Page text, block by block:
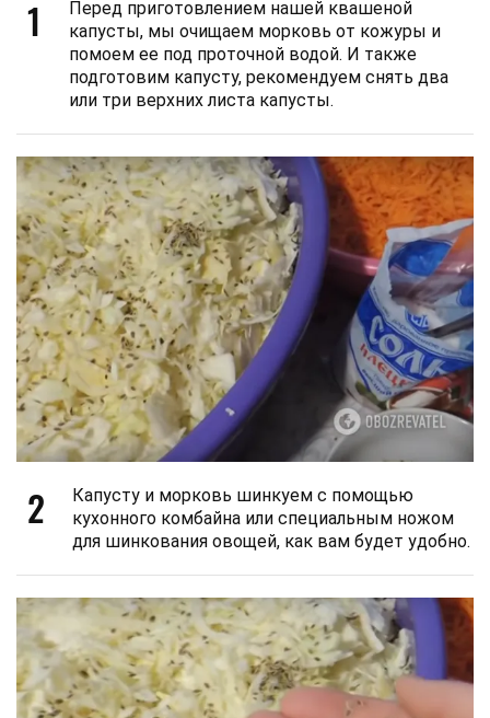
1
Перед приготовлением нашей квашеной
капусты, мы очищаем морковь от кожуры и
помоем ее под проточной водой. И также
подготовим капусту, рекомендуем снять два
или три верхних листа капусты.
2
Капусту и морковь шинкуем с помощью
кухонного комбайна или специальным ножом
для шинкования овощей, как вам будет удобно.